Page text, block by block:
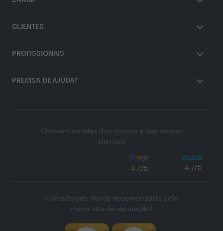
CLIENTES
PROFISSIONAIS
PRECISA DE AJUDA?
Chovem estrelas dos nossos e das nossas
clientes!
4.7/5 4.7/5
Considerada Marca Recomendada pelo
maior site de reputação!